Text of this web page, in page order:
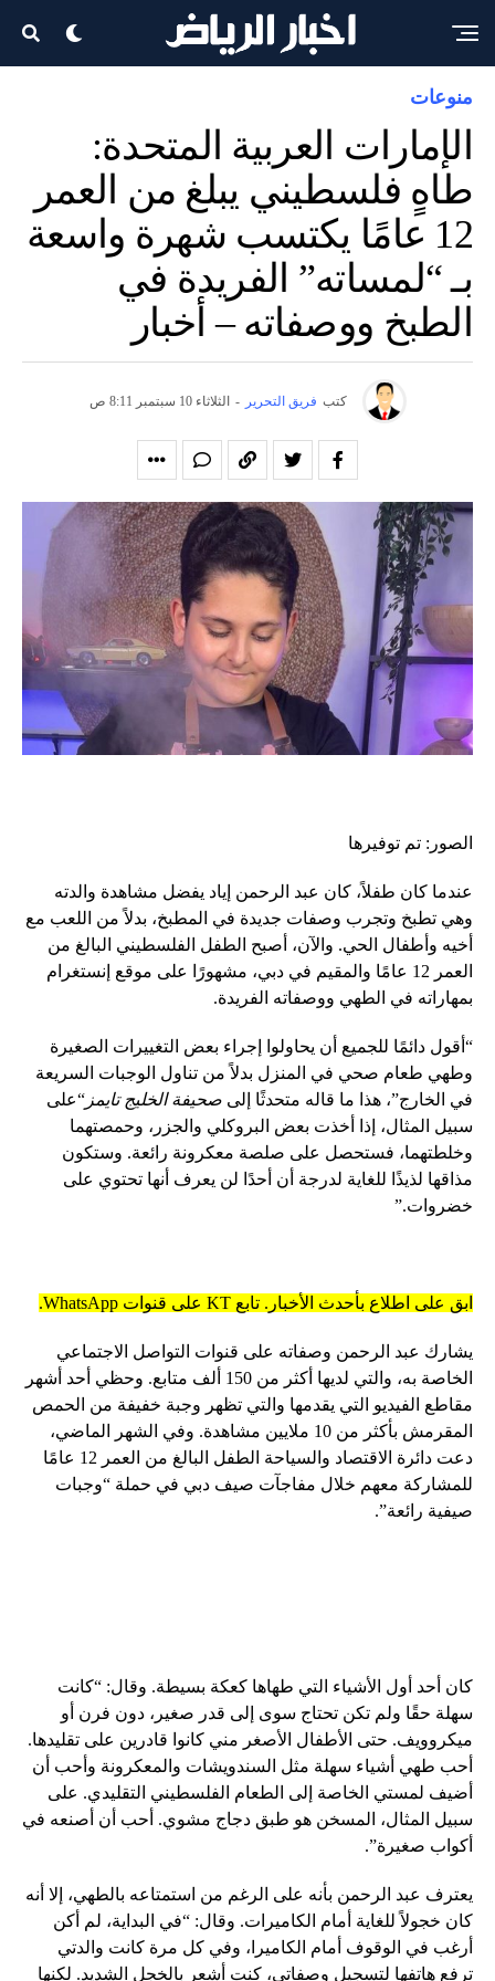
منوعات
الإمارات العربية المتحدة:
طاهٍ فلسطيني يبلغ من العمر
12 عامًا يكتسب شهرة واسعة
بـ “لمساته” الفريدة في
الطبخ ووصفاته – أخبار
كتب فريق التحرير - الثلاثاء 10 سبتمبر 8:11 ص
الصور: تم توفيرها
عندما كان طفلاً، كان عبد الرحمن إياد يفضل مشاهدة والدته
وهي تطبخ وتجرب وصفات جديدة في المطبخ، بدلاً من اللعب مع
أخيه وأطفال الحي. والآن، أصبح الطفل الفلسطيني البالغ من
العمر 12 عامًا والمقيم في دبي، مشهورًا على موقع إنستغرام
بمهاراته في الطهي ووصفاته الفريدة.
“أقول دائمًا للجميع أن يحاولوا إجراء بعض التغييرات الصغيرة
وطهي طعام صحي في المنزل بدلاً من تناول الوجبات السريعة
في الخارج”، هذا ما قاله متحدثًا إلى صحيفة الخليج تايمز “على
سبيل المثال، إذا أخذت بعض البروكلي والجزر، وحمصتهما
وخلطتهما، فستحصل على صلصة معكرونة رائعة. وستكون
مذاقها لذيذًا للغاية لدرجة أن أحدًا لن يعرف أنها تحتوي على
خضروات.”
ابق على اطلاع بأحدث الأخبار. تابع KT على قنوات WhatsApp.
يشارك عبد الرحمن وصفاته على قنوات التواصل الاجتماعي
الخاصة به، والتي لديها أكثر من 150 ألف متابع. وحظي أحد أشهر
مقاطع الفيديو التي يقدمها والتي تظهر وجبة خفيفة من الحمص
المقرمش بأكثر من 10 ملايين مشاهدة. وفي الشهر الماضي،
دعت دائرة الاقتصاد والسياحة الطفل البالغ من العمر 12 عامًا
للمشاركة معهم خلال مفاجآت صيف دبي في حملة “وجبات
صيفية رائعة”.
كان أحد أول الأشياء التي طهاها كعكة بسيطة. وقال: “كانت
سهلة حقًا ولم تكن تحتاج سوى إلى قدر صغير، دون فرن أو
ميكروويف. حتى الأطفال الأصغر مني كانوا قادرين على تقليدها.
أحب طهي أشياء سهلة مثل السندويشات والمعكرونة وأحب أن
أضيف لمستي الخاصة إلى الطعام الفلسطيني التقليدي. على
سبيل المثال، المسخن هو طبق دجاج مشوي. أحب أن أصنعه في
أكواب صغيرة”.
يعترف عبد الرحمن بأنه على الرغم من استمتاعه بالطهي، إلا أنه
كان خجولاً للغاية أمام الكاميرات. وقال: “في البداية، لم أكن
أرغب في الوقوف أمام الكاميرا، وفي كل مرة كانت والدتي
ترفع هاتفها لتسجيل وصفاتي، كنت أشعر بالخجل الشديد. لكنها